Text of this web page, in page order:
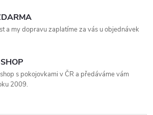
a my dopravu zaplatíme za vás u objednávek
s pokojovkami v ČR a předáváme vám
2009.